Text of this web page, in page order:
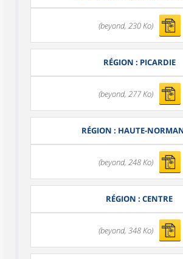
(beyond, 230 Ko)
RÉGION : PICARDIE
(beyond, 277 Ko)
RÉGION : HAUTE-
(beyond, 248 Ko)
RÉGION : CENTRE
(beyond, 348 Ko)